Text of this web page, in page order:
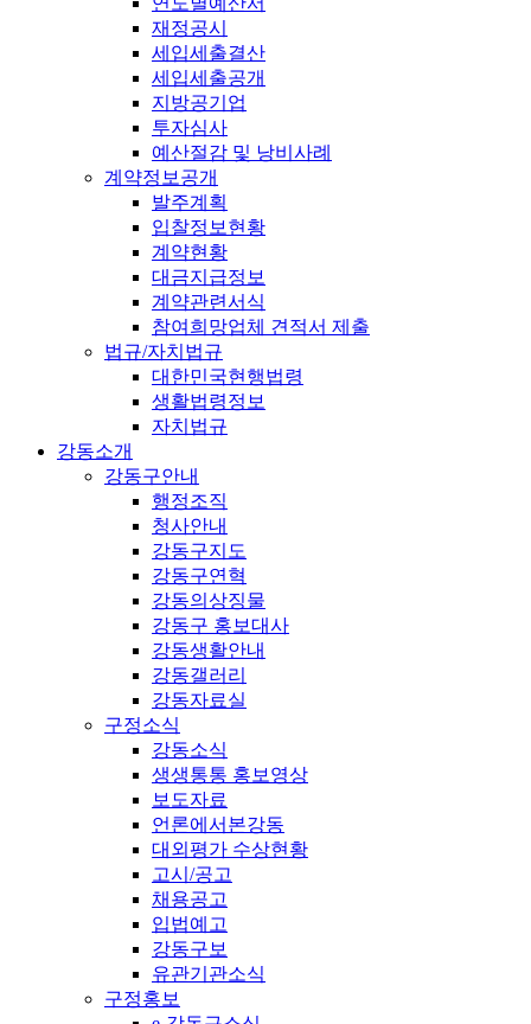
재정공시
세입세출결산
세입세출공개
지방공기업
투자심사
예산절감 및 낭비사례
계약정보공개
발주계획
입찰정보현황
계약현황
대금지급정보
계약관련서식
참여희망업체 견적서 제출
법규/자치법규
대한민국현행법령
생활법령정보
자치법규
강동소개
강동구안내
행정조직
청사안내
강동구지도
강동구연혁
강동의상징물
강동구 홍보대사
강동생활안내
강동갤러리
강동자료실
구정소식
강동소식
생생통통 홍보영상
보도자료
언론에서본강동
대외평가 수상현황
고시/공고
채용공고
입법예고
강동구보
유관기관소식
구정홍보